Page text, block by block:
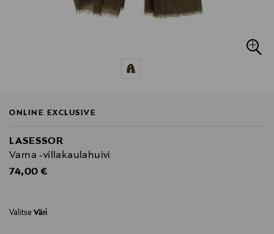
ONLINE EXCLUSIVE
LASESSOR
Varna -villakaulahuivi
Original Price
74,00 €
Valitse Väri